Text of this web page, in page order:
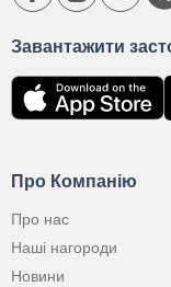
Про Компанію
Про нас
Наші нагороди
Новини
Завантажити